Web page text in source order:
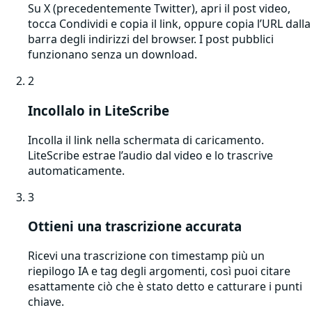
Su X (precedentemente Twitter), apri il post video,
tocca Condividi e copia il link, oppure copia l’URL dalla
barra degli indirizzi del browser. I post pubblici
funzionano senza un download.
2
Incollalo in LiteScribe
Incolla il link nella schermata di caricamento.
LiteScribe estrae l’audio dal video e lo trascrive
automaticamente.
3
Ottieni una trascrizione accurata
Ricevi una trascrizione con timestamp più un
riepilogo IA e tag degli argomenti, così puoi citare
esattamente ciò che è stato detto e catturare i punti
chiave.